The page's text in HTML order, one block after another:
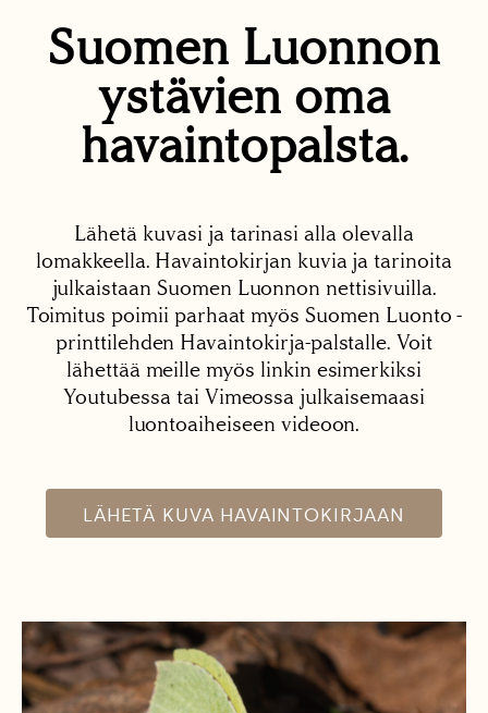
Suomen Luonnon
ystävien oma
havaintopalsta.
Lähetä kuvasi ja tarinasi alla olevalla
lomakkeella. Havaintokirjan kuvia ja tarinoita
julkaistaan Suomen Luonnon nettisivuilla.
Toimitus poimii parhaat myös Suomen Luonto -
printtilehden Havaintokirja-palstalle. Voit
lähettää meille myös linkin esimerkiksi
Youtubessa tai Vimeossa julkaisemaasi
luontoaiheiseen videoon.
LÄHETÄ KUVA HAVAINTOKIRJAAN